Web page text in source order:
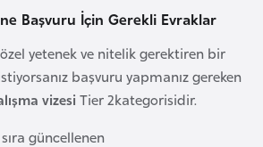
Başvuru İçin Gerekli Evraklar
yetenek ve nitelik gerektiren bir
başvuru yapmanız gereken
vizesi Tier 2kategorisidir.
güncellenen